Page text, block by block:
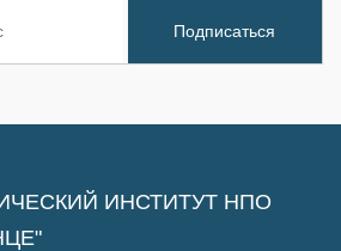
ИНСТИТУТ НПО